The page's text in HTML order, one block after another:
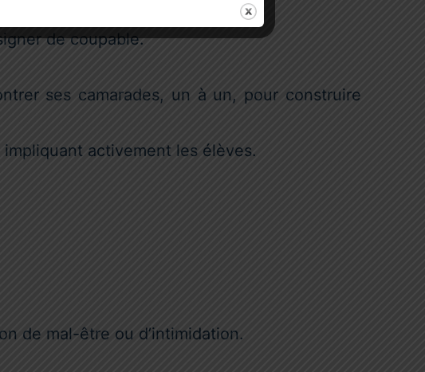
de coupable.
ses camarades, un à un, pour construire
activement les élèves.
de mal-être ou d’intimidation.